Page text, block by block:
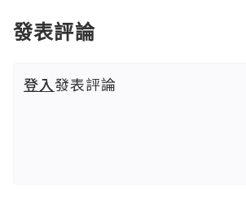
發表評論
登入發表評論